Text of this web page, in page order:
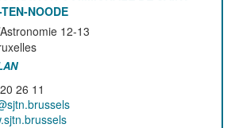
NOODE
12-13
26 11